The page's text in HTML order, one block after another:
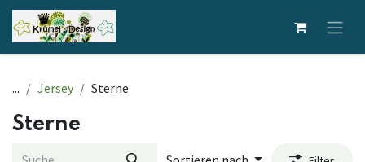
Zum Inhalt springen
... Jersey Sterne
Sterne